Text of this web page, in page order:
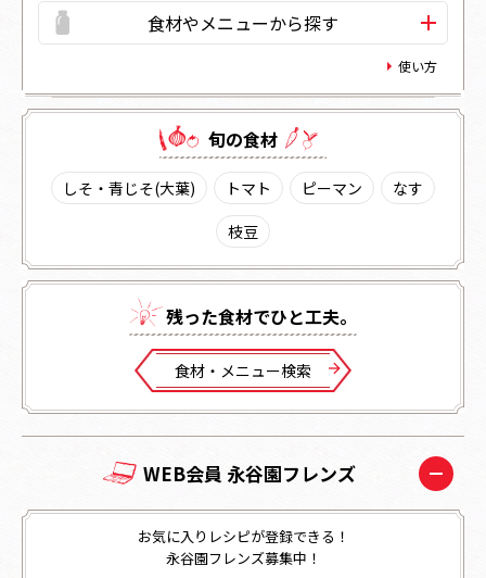
食材やメニューから探す
使い方
旬の⾷材
しそ・青じそ(大葉) トマト ピーマン
なす
枝豆
残った⾷材でひと⼯夫。
⾷材・メニュー検索
WEB会員 永谷園フレンズ
お気に入りレシピが登録できる！
永谷園フレンズ募集中！